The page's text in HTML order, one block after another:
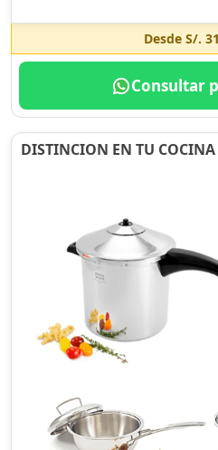
Desde S/.
Consultar
DISTINCION EN TU